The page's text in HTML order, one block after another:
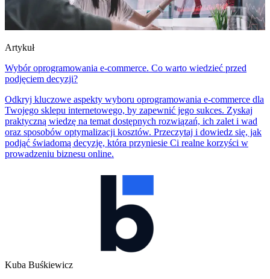
Artykuł
Wybór oprogramowania e-commerce. Co warto wiedzieć przed
podjęciem decyzji?
Odkryj kluczowe aspekty wyboru oprogramowania e-commerce dla
Twojego sklepu internetowego, by zapewnić jego sukces. Zyskaj
praktyczną wiedzę na temat dostępnych rozwiązań, ich zalet i wad
oraz sposobów optymalizacji kosztów. Przeczytaj i dowiedz się, jak
podjąć świadomą decyzję, która przyniesie Ci realne korzyści w
prowadzeniu biznesu online.
Kuba Buśkiewicz